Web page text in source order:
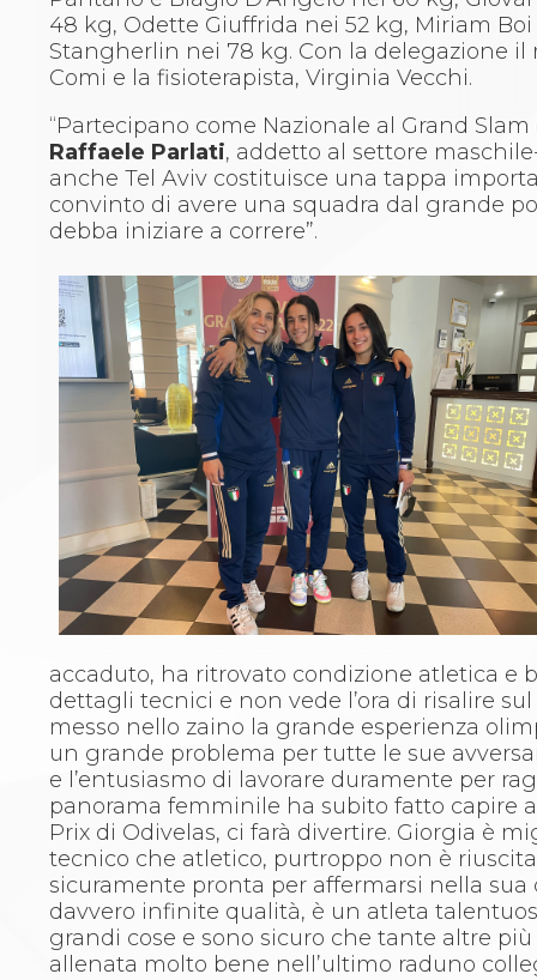
Whistleblowing
Judo
La disciplina
News
Attività Didattica
Gare e Risultati
Albi Federali
Arbitri
Lotta
La disciplina
News
Gare e Risultati
Attività Didattica
Albi Federali
Karate
La disciplina
News
Gare e Risultati
Attività Didattica
Albi Federali
Arti marziali
Aikido
Ju Jitsu
Sumo
Capoeira
Grappling
BJJ
Pancrazio/Pankration
S'istrumpa
News
Calendario Attività
Difesa Personale MGA
La disciplina
News
Merchandising
Mappa del sito
Cerca
48 kg, Odette Giuffrida nei 52 kg, Miriam
Stangherlin nei 78 kg. Con la delegazione il
Comi e la fisioterapista, Virginia Vecchi.
“Partecipano come Nazionale al Grand
Raffaele Parlati, addetto al settore
anche Tel Aviv costituisce una tappa
convinto di avere una squadra dal grande
debba iniziare a correre”.
accaduto, ha ritrovato condizione atletica e
dettagli tecnici e non vede l’ora di risalire
messo nello zaino la grande esperienza
un grande problema per tutte le sue
e l’entusiasmo di lavorare duramente per
panorama femminile ha subito fatto capire
Prix di Odivelas, ci farà divertire. Giorgia è
tecnico che atletico, purtroppo non è
sicuramente pronta per affermarsi nella sua
davvero infinite qualità, è un atleta
grandi cose e sono sicuro che tante altre
allenata molto bene nell’ultimo raduno